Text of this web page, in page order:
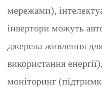
мережами),
інвертори можуть
джерела живлення
використання
моніторинг